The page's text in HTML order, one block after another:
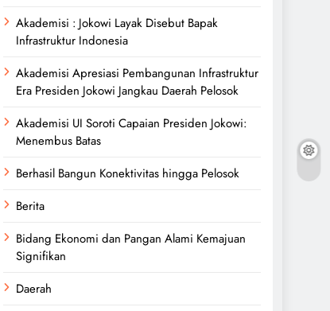
Akademisi : Jokowi Layak Disebut Bapak
Infrastruktur Indonesia
Akademisi Apresiasi Pembangunan Infrastruktur
Era Presiden Jokowi Jangkau Daerah Pelosok
Akademisi UI Soroti Capaian Presiden Jokowi:
Menembus Batas
Berhasil Bangun Konektivitas hingga Pelosok
Berita
Bidang Ekonomi dan Pangan Alami Kemajuan
Signifikan
Daerah